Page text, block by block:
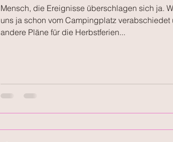
Mensch, die Ereignisse überschlagen sich ja.
uns ja schon vom Campingplatz verabschiedet
andere Pläne für die Herbstferien...